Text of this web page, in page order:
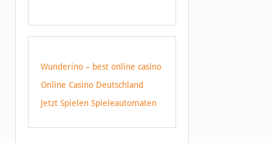
Wunderino – best online casino
Online Casino Deutschland
Jetzt Spielen Spieleautomaten